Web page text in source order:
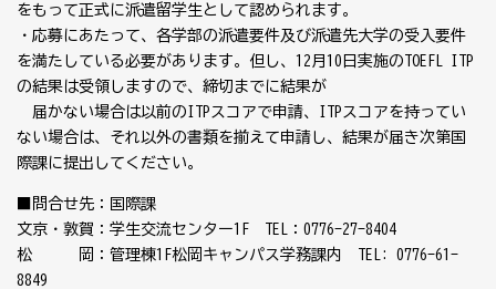
をもって正式に派遣留学生として認められます。
・応募にあたって、各学部の派遣要件及び派遣先大学の受入要件
を満たしている必要があります。但し、12月10日実施のTOEFL ITP
の結果は受領しますので、締切までに結果が
届かない場合は以前のITPスコアで申請、ITPスコアを持ってい
ない場合は、それ以外の書類を揃えて申請し、結果が届き次第国
際課に提出してください。
■問合せ先：国際課
文京・敦賀：学生交流センター1F TEL：0776-27-8404
松 岡：管理棟1F松岡キャンパス学務課内 TEL: 0776-61-
8849